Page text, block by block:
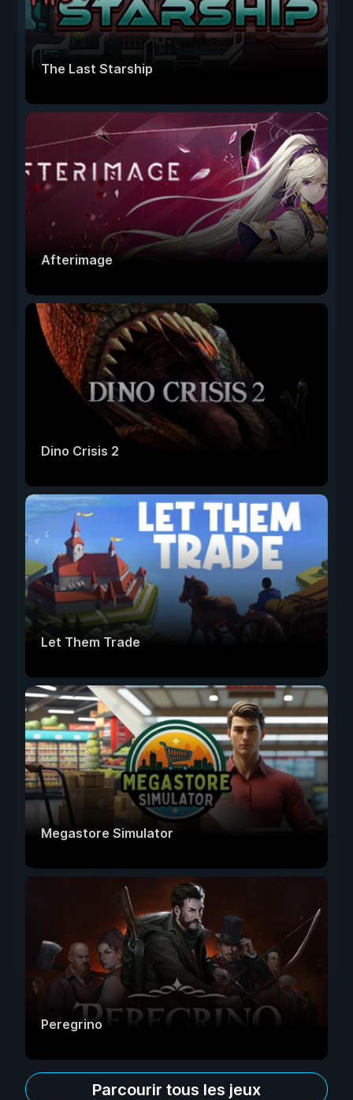
The Last Starship
Afterimage
Dino Crisis 2
Let Them Trade
Megastore Simulator
Peregrino
Parcourir tous les jeux